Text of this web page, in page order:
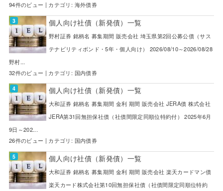
94件のビュー | カテゴリ: 海外債券
個人向け社債（新発債）一覧
野村証券 銘柄名 募集期間 販売会社 埼玉県第2回公募公債（サス
テナビリティボンド・5年・個人向け） 2026/08/10～2026/08/28
野村...
32件のビュー | カテゴリ: 国内債券
個人向け社債（新発債）一覧
大和証券 銘柄名 募集期間 金利 期間 販売会社 JERA債 株式会社
JERA第31回無担保社債（社債間限定同順位特約付） 2025年6月
9日～202...
26件のビュー | カテゴリ: 国内債券
個人向け社債（新発債）一覧
大和証券 銘柄名 募集期間 金利 期間 販売会社 楽天カードマン債
楽天カード株式会社第10回無担保社債（社債間限定同順位特約